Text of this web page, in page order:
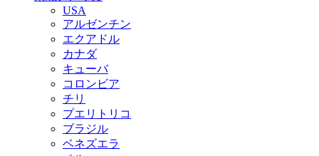
USA
アルゼンチン
エクアドル
カナダ
キューバ
コロンビア
チリ
プエリトリコ
ブラジル
ベネズエラ